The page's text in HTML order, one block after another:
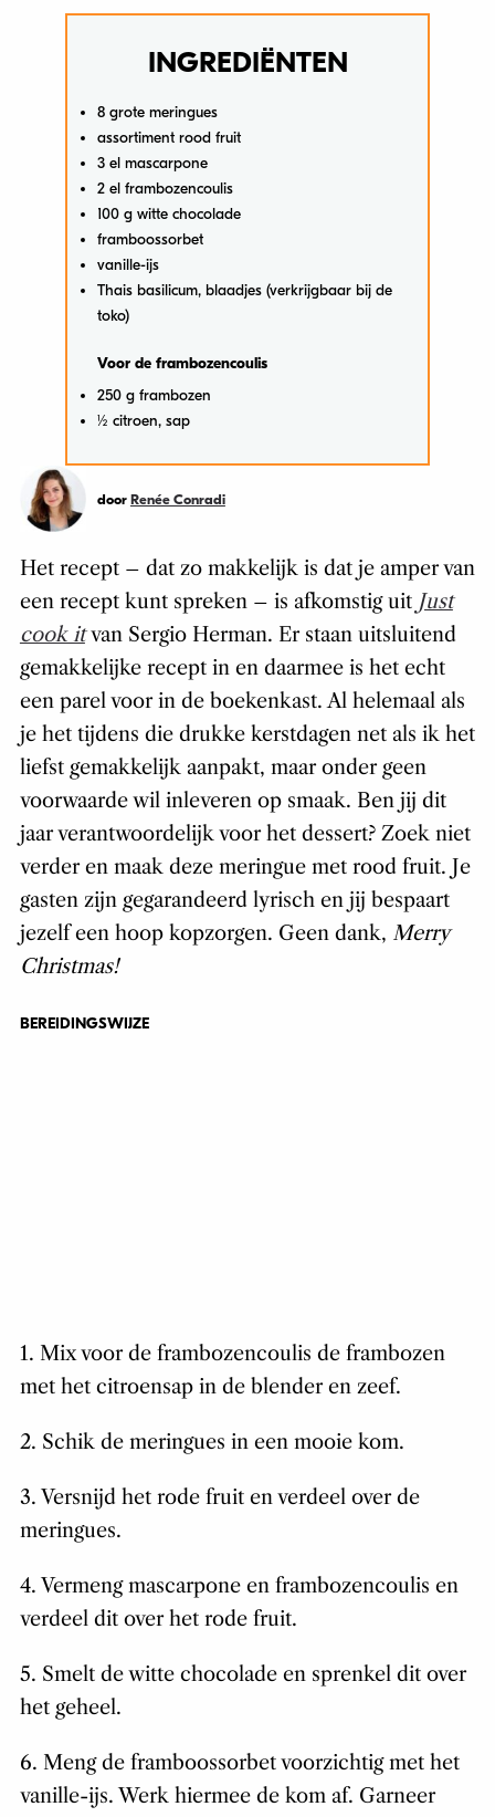
INGREDIËNTEN
8 grote meringues
assortiment rood fruit
3 el mascarpone
2 el frambozencoulis
100 g witte chocolade
framboossorbet
vanille-ijs
Thais basilicum, blaadjes (verkrijgbaar bij de
toko)
Voor de frambozencoulis
250 g frambozen
½ citroen, sap
door Renée Conradi
Het recept – dat zo makkelijk is dat je amper van
een recept kunt spreken – is afkomstig uit Just
cook itvan Sergio Herman. Er staan uitsluitend
gemakkelijke recept in en daarmee is het echt
een parel voor in de boekenkast. Al helemaal als
je het tijdens die drukke kerstdagen net als ik het
liefst gemakkelijk aanpakt, maar onder geen
voorwaarde wil inleveren op smaak. Ben jij dit
jaar verantwoordelijk voor het dessert? Zoek niet
verder en maak deze meringue met rood fruit. Je
gasten zijn gegarandeerd lyrisch en jij bespaart
jezelf een hoop kopzorgen. Geen dank, Merry
Christmas!
BEREIDINGSWIJZE
1. Mix voor de frambozencoulis de frambozen
met het citroensap in de blender en zeef.
2. Schik de meringues in een mooie kom.
3. Versnijd het rode fruit en verdeel over de
meringues.
4. Vermeng mascarpone en frambozencoulis en
verdeel dit over het rode fruit.
5. Smelt de witte chocolade en sprenkel dit over
het geheel.
6. Meng de framboossorbet voorzichtig met het
vanille-ijs. Werk hiermee de kom af. Garneer